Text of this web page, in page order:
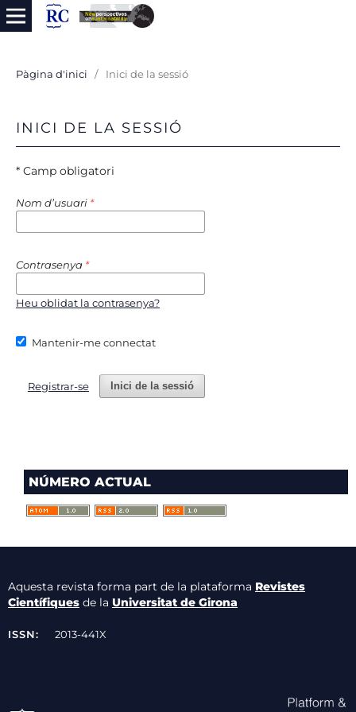
Pàgina d'inici / Inici de la sessió
INICI DE LA SESSIÓ
* Camp obligatori
Nom d’usuari *
Contrasenya *
Heu oblidat la contrasenya?
Mantenir-me connectat
Inici de la sessió
Registrar-se
NÚMERO ACTUAL
Aquesta revista forma part de la plataforma Revistes
Científiquesde la Universitat de Girona
ISSN: 2013-441X